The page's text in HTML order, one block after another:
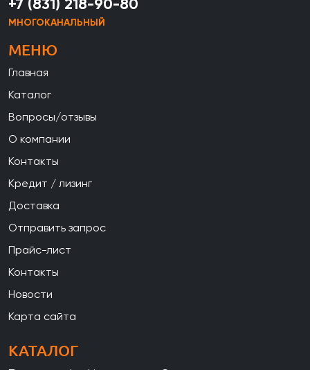
+7 (831) 218-90-80
МНОГОКАНАЛЬНЫЙ
МЕНЮ
Главная
Каталог
Вопросы/отзывы
О компании
Контакты
Кредит / лизинг
Доставка
Отправить запрос
Прайс-лист
Контакты
Новости
Карта сайта
КАТАЛОГ